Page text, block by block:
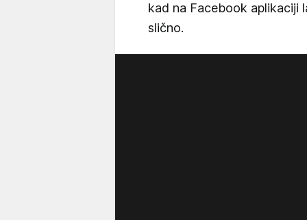
kad na Facebook aplikaciji
slično.